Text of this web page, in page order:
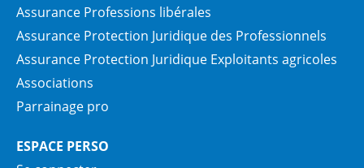
Assurance Professions libérales
Assurance Protection Juridique des Professionnels
Assurance Protection Juridique Exploitants agricoles
Associations
Parrainage pro
ESPACE PERSO